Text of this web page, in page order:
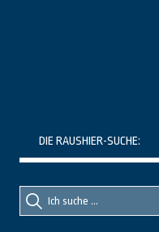
DIE RAUSHIER-SUCHE:
Suche
nach::
Suche
nach: